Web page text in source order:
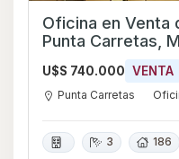
Oficina en Venta
Punta Carretas,
U$S 740.000 VENTA
Punta Carretas
3 186